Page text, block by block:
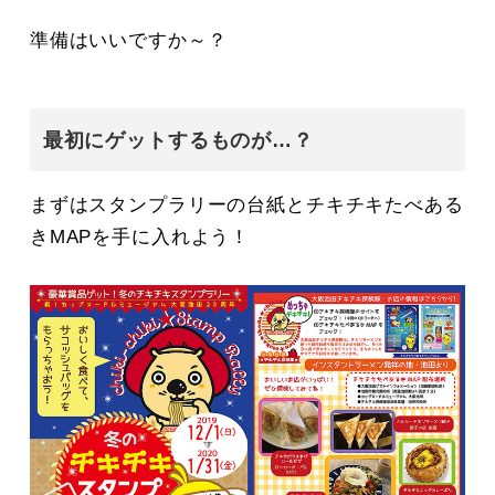
準備はいいですか～？
最初にゲットするものが…？
まずはスタンプラリーの台紙とチキチキたべある
きMAPを手に入れよう！